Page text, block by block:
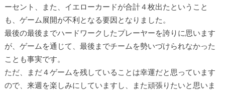
ーセント、また、イエローカードが合計４枚出たということ
も、ゲーム展開が不利となる要因となりました。
最後の最後までハードワークしたプレーヤーを誇りに思います
が、ゲームを通じて、最後までチームを勢いづけられなかった
ことも事実です。
ただ、まだ４ゲームを残していることは幸運だと思っています
ので、来週を楽しみにしていますし、また頑張りたいと思いま